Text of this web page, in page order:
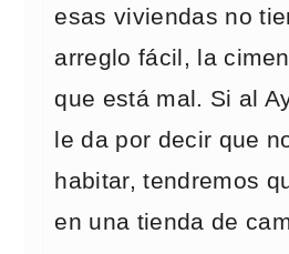
esas viviendas no
arreglo fácil, la
que está mal. Si al
le da por decir que
habitar, tendremos
en una tienda de